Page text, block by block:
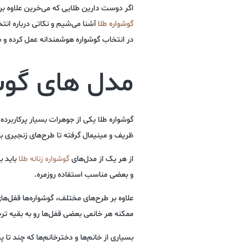
اگر دوست دارین طلایی که می‌خرین علاوه بر
گوشواره طلاآشنا می‌شیم و نکاتی درباره
در انتخاب گوشواره هوشمندانه عمل کرده
مدل های
گوشواره طلا یکی از جوهرات بسیار
ظریف و مینیمال گرفته تا طرح‌های زنجیری
از هر یک از مدل‌هایگوشواره زنانه طلا
و بعضی مناسب استفاده روزمره.
علاوه بر طرح‌های مختلف، گوشواره‌ها
ممکنه هر خانمی بعضی قفل‌ها رو به بقیه
بسیاری از خانم‌ها و دخترخانم‌ها که چند